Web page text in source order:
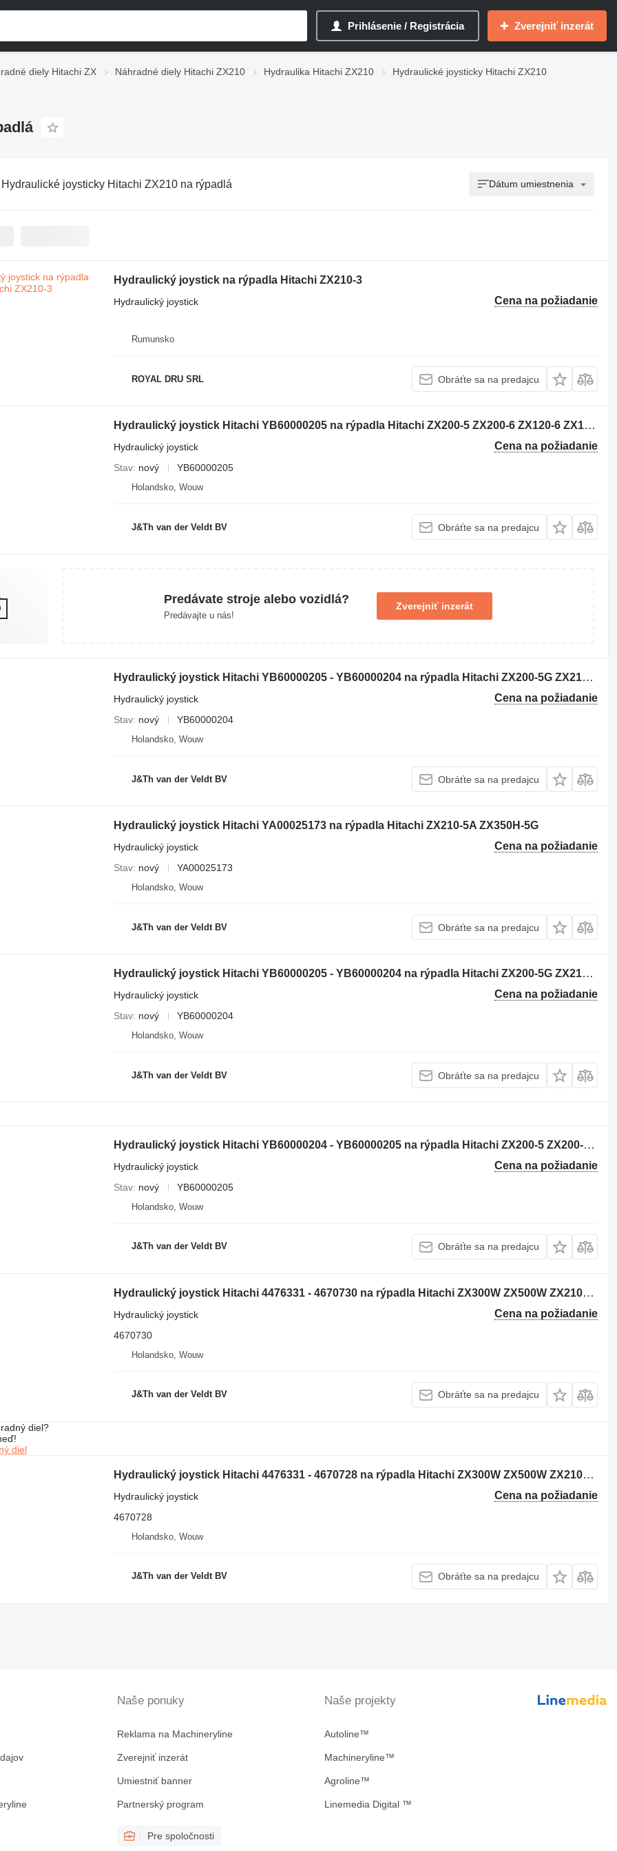
Prihlásenie / Registrácia Zverejniť inzerát
diely Hitachi ZX Náhradné diely Hitachi ZX210 Hydraulika Hitachi ZX210
Hydraulické joysticky Hitachi ZX210
Hydraulické joysticky Hitachi ZX210 na rýpadlá Dátum umiestnenia
Hydraulický joystick na rýpadla Hitachi ZX210-3
Cena na požiadanie
Hydraulický joystick
Rumunsko
ROYAL DRU SRL Obráťte sa na predajcu
Hydraulický joystick Hitachi YB60000205 na rýpadla Hitachi ZX200-5 ZX200-6 ZX120-6 ZX130-5 ZX130-6 ZX135-6 ZX250-6 ZX160-5 ZX280-5 ZX190-6 ZX200-5G ZX210-5G ZX120-5B ZX330-5G ZX240-5G ZX250-5B ZX350-5B ZX85US-6 ZX180-5B ZX290-5B ZX225US-6 ZX135US-5 ZX135US-6 ZX75US-5B ZX225US-5B
Cena na požiadanie
Hydraulický joystick
Stav nový YB60000205
Holandsko, Wouw
J&Th van der Veldt BV Obráťte sa na predajcu
Predávate stroje alebo vozidlá?
Predávajte u nás!
Zverejniť inzerát
Hydraulický joystick Hitachi YB60000205 - YB60000204 na rýpadla Hitachi ZX200-5G ZX210-5G ZX330-5G ZX240-5G ZX250-5B ZX350-5B ZX280-5G ZX290-5B
Cena na požiadanie
Hydraulický joystick
Stav nový YB60000204
Holandsko, Wouw
J&Th van der Veldt BV Obráťte sa na predajcu
Hydraulický joystick Hitachi YA00025173 na rýpadla Hitachi ZX210-5A ZX350H-5G
Cena na požiadanie
Hydraulický joystick
Stav nový YA00025173
Holandsko, Wouw
J&Th van der Veldt BV Obráťte sa na predajcu
Hydraulický joystick Hitachi YB60000205 - YB60000204 na rýpadla Hitachi ZX200-5G ZX210-5G ZX330-5G ZX240-5G ZX250-5B ZX350-5B ZX280-5G ZX290-5B
Cena na požiadanie
Hydraulický joystick
Stav nový YB60000204
Holandsko, Wouw
J&Th van der Veldt BV Obráťte sa na predajcu
Hydraulický joystick Hitachi YB60000204 - YB60000205 na rýpadla Hitachi ZX200-5 ZX200-6 ZX135-6 ZX250-6 ZX160-5 ZX280-5 ZX190-6 ZX200-5G ZX210-5G ZX330-5G ZX240-5G ZX250-5B ZX350-5B ZX85US-6 ZX180-5B ZX290-5B ZX225US-6 ZX135US-5 ZX135US-6 ZX75US-5B ZX225US-5B ZX120-6 ZX130-5 ZX130-6 ZX120-5B
Cena na požiadanie
Hydraulický joystick
Stav nový YB60000205
Holandsko, Wouw
J&Th van der Veldt BV Obráťte sa na predajcu
Hydraulický joystick Hitachi 4476331 - 4670730 na rýpadla Hitachi ZX300W ZX500W ZX210W ZX130W ZX350W ZX160W ZX180W ZX170-3 ZX400W-3 ZX140W-3 ZX145W-3 ZX250W-3 ZX360W-3 ZX190W-3 ZX210W-3ZX220W-3
Cena na požiadanie
Hydraulický joystick
4670730
Holandsko, Wouw
J&Th van der Veldt BV Obráťte sa na predajcu
diel?
diel
Hydraulický joystick Hitachi 4476331 - 4670728 na rýpadla Hitachi ZX300W ZX500W ZX210W ZX130W ZX350W ZX160W ZX180W ZX170-3 ZX400W-3 ZX210W-3 ZX220W-3 ZX140W-3 ZX145W-3 ZX250W-3 ZX360W-3 ZX190W-3
Cena na požiadanie
Hydraulický joystick
4670728
Holandsko, Wouw
J&Th van der Veldt BV Obráťte sa na predajcu
Naše ponuky
Reklama na Machineryline
Zverejniť inzerát
Umiestniť banner
Partnerský program
Pre spoločnosti
Naše projekty
Autoline™
Machineryline™
Agroline™
Linemedia Digital ™